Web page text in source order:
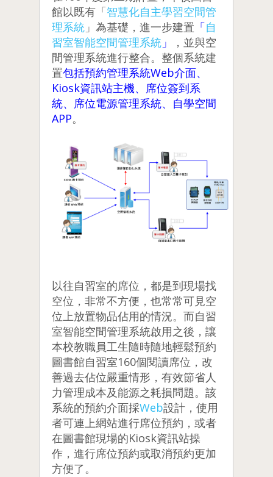
館以既有「智慧化自主學習空間管
理系統 」為基礎，進一步建置 「自
習室智能空間管理系統 」
，並與空
間管理系統進行整合。整個系統建
置包括預約管理系統Web介面、
Kiosk資訊站主機、席位簽到系
統、席位電源管理系統、自學空間
APP。
以往自習室的席位，都是到現場找
空位，非常不方便，也常常可見空
位上放置物品佔用的情況。而自習
室智能空間管理系統啟用之後，讓
本校教職員工生隨時隨地輕鬆預約
圖書館自習室160個閱讀席位，改
善過去佔位嚴重情形，有效節省人
力管理成本及能源之耗損問題。該
系統的預約介面採Web設計，使用
者可連上網站進行席位預約，或者
在圖書館現場的Kiosk資訊站操
作，進行席位預約或取消預約更加
方便了。